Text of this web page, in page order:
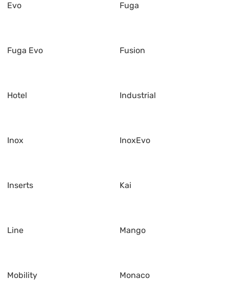
Evo Fuga
Fuga Evo Fusion
Hotel Industrial
Inox InoxEvo
Inserts Kai
Line Mango
Mobility Monaco